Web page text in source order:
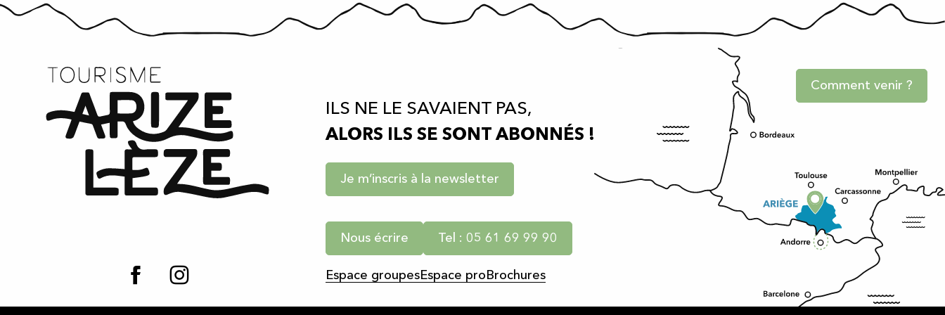
ILS NE LE SAVAIENT PAS,
ALORS ILS SE SONT ABONNÉS !
Je m’inscris à la newsletter
Nous écrire Tel : 05 61 69 99 90
Espace groupesEspace pro Brochures
Comment venir ?